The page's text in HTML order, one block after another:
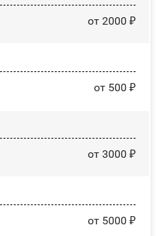
от 2000 ₽
от 500 ₽
от 3000 ₽
от 5000 ₽